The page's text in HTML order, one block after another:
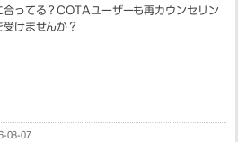
合ってる？COTAユーザーも再カウンセリン
受けませんか？
08-07